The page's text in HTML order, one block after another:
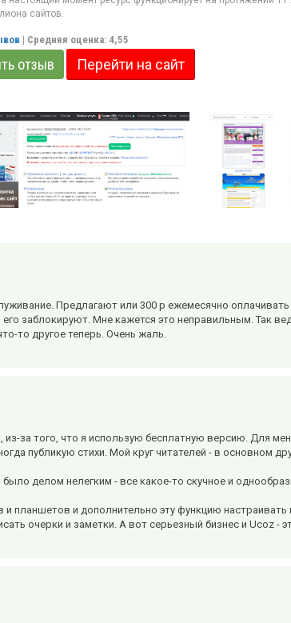
сайтов.
| Средняя оценка: 4,55
отзыв Перейти на сайт
Предлагают или 300 р ежемесячно оплачивать
заблокируют. Мне кажется это неправильным. Так
то другое теперь. Очень жаль.
за того, что я использую бесплатную версию. Для
публикую стихи. Мой круг читателей - в основном
делом нелегким - все какое-то скучное и
планшетов и дополнительно эту функцию
очерки и заметки. А вот серьезный бизнес и Ucoz -